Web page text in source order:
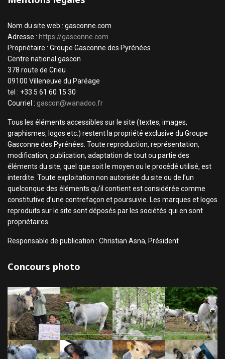
Nom du site web : gasconne.com
Adresse : https://gasconne.com
Propriétaire : Groupe Gasconne des Pyrénées
Centre national gascon
378 route de Crieu
09100 Villeneuve du Paréage
tel : +33 5 61 60 15 30
Courriel : gascon@wanadoo.fr
Tous les éléments accessibles sur le site (textes, images,
graphismes, logos etc.) restent la propriété exclusive du Groupe
Gasconne des Pyrénées. Toute reproduction, représentation,
modification, publication, adaptation de tout ou partie des
éléments du site, quel que soit le moyen ou le procédé utilisé, est
interdite. Toute exploitation non autorisée du site ou de l’un
quelconque des éléments qu’il contient est considérée comme
constitutive d’une contrefaçon et poursuivie. Les marques et logos
reproduits sur le site sont déposés par les sociétés qui en sont
propriétaires.
Responsable de publication : Christian Asna, Président
Concours photo